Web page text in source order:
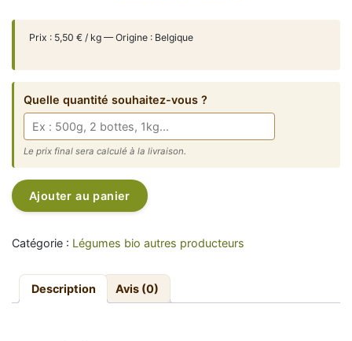
Prix : 5,50 € / kg — Origine : Belgique
Quelle quantité souhaitez-vous ?
Le prix final sera calculé à la livraison.
quantité
de
5,5€/kg
Ajouter au panier
Alternative:
Catégorie : Légumes bio autres producteurs
Description Avis (0)